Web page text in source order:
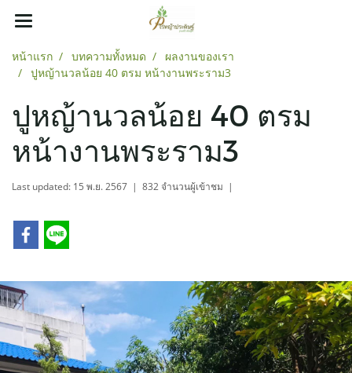
หน้าแรก บทความทั้งหมด
ผลงานของเรา
ปูหญ้านวลน้อย 40 ตรม หน้างานพระราม3
ปูหญ้านวลน้อย 40 ตรม
หน้างานพระราม3
Last updated: 15 พ.ย. 2567 | 832 จำนวนผู้เข้าชม |